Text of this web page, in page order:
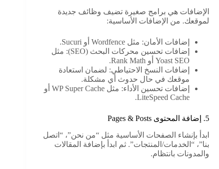
الإضافات هي برامج صغيرة تضيف وظائف جديدة
لموقعك. من الإضافات الأساسية:
إضافات الأمان: مثل Wordfence أو Sucuri.
إضافات تحسين محركات البحث (SEO): مثل
Yoast SEO أو Rank Math.
إضافات النسخ الاحتياطي: لضمان استعادة
موقعك في حال حدوث أي مشكلة.
إضافات تحسين الأداء: مثل WP Super Cache أو
LiteSpeed Cache.
5. إضافة المحتوى Pages & Posts
ابدأ بإنشاء الصفحات الأساسية مثل “من نحن”، “اتصل
بنا”، “الخدمات/المنتجات”. ثم ابدأ بإضافة المقالات
والمدونات بانتظام.